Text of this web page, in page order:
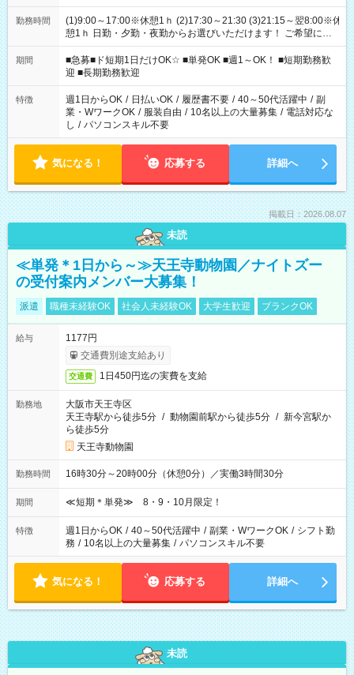
勤務時間
(1)9:00～17:00※休憩1ｈ (2)17:30～21:30 (3)21:15～翌8:00※休
憩1ｈ 日勤・夕勤・夜勤からお選びいただけます！ ご希望に合
わせて働けるお仕事です(*^^*) 【その他選べる勤務時間】 8-17
時/9-17時/9-18時/10-18時/11-21時/18-22時/20-翌4時/21-翌5
時/22-翌6時/0-翌8時 ご自身のご都合で選んで頂ける完全自由シ
フト！
期間
■急募■ド短期1日だけOK☆ ■単発OK ■週1～OK！ ■短期勤務歓
迎 ■長期勤務歓迎
特徴 週1日からOK / 日払いOK / 履歴書不要 / 40～50代活躍中 / 副
業・WワークOK / 服装自由 / 10名以上の大量募集 / 電話対応な
し / パソコンスキル不要
気になる！ 応募する 詳細へ
掲載日：2026.08.07
未読
≪単発＊1日から～≫天王寺動物園／ナイトズー
の受付案内メンバー大募集！
派遣 職種未経験OK 社会人未経験OK 大学生歓迎 ブランクOK
給与
1177円
交通費別途支給あり
交通費 1日450円迄の実費を支給
勤務地
大阪市天王寺区
天王寺駅から徒歩5分 / 動物園前駅から徒歩5分 / 新今宮駅か
ら徒歩5分
天王寺動物園
勤務時間 16時30分～20時00分（休憩0分）／実働3時間30分
期間 ≪短期＊単発≫ 8・9・10月限定！
特徴 週1日からOK / 40～50代活躍中 / 副業・WワークOK / シフト勤
務 / 10名以上の大量募集 / パソコンスキル不要
気になる！ 応募する 詳細へ
未読